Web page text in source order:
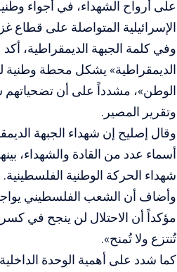
على أرواح الشهداء، في أجواء
الإسرائيلية المتواصلة على قطاع
وفي كلمة الجبهة الديمقراطية،
الديمقراطية» يشكل محطة وطنية
الوطن»، مشدداً على أن تضحياتهم
وتقرير المصير.
وقال إصليح إن شهداء الجبهة
أسماء عدد من القادة والشهداء،
شهداء الحركة الوطنية الفلسطينية.
وأضاف أن الشعب الفلسطيني يواجه
مؤكداً أن الاحتلال لن ينجح في كسر
تُنتزع ولا تُمنح».
كما شدد على أهمية الوحدة